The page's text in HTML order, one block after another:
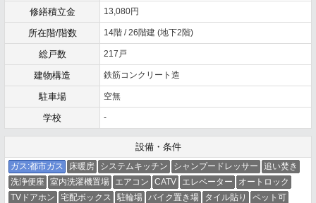
修繕積立金 13,080円
所在階/階数 14階 / 26階建 (地下2階)
総戸数 217戸
建物構造 鉄筋コンクリート造
駐車場 空無
学校 -
設備・条件
ガス:都市ガス 床暖房 システムキッチン シャンプードレッサー
追い焚き
洗浄便座 室内洗濯機置場 エアコン CATV エレベーター
オートロック
TVドアホン
宅配ボックス 駐輪場 バイク置き場 タイル貼り
ペット可